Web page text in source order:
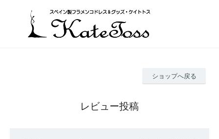
ショップへ戻る
レビュー投稿